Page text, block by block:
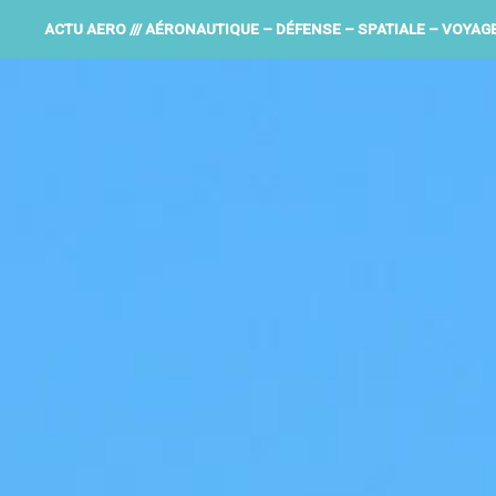
ACTU AERO /// AÉRONAUTIQUE – DÉFENSE – SPATIALE –